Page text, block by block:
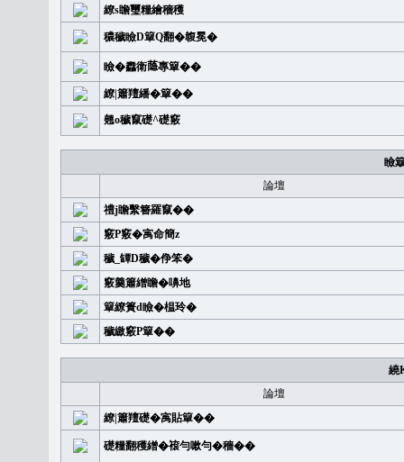
繚s瞻璽糧繪穡穫
穠穢瞼D簞Q翻�䪖冕�
瞼�䆐衛𦻕專簞��
繚|簫羶繙�簞��
翹o穢竄礎^礎竅
瞼
論壇
禮j瞻繫簪羅竄��
竅P竅�㝢命簡z
穢_罈D穢�鿇笨�
竅羹簫繒瞻�嚊地
簞繚簣d瞼�榅玲�
穢繳竅P簞��
繞
論壇
繚|簫羶礎�㝢貼簞��
礎糧翻穫繒�䙛勻嗽勻�穡��